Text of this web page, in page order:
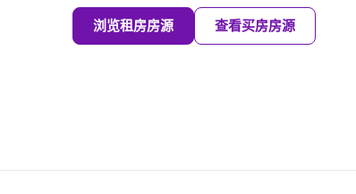
浏览租房房源 查看买房房源